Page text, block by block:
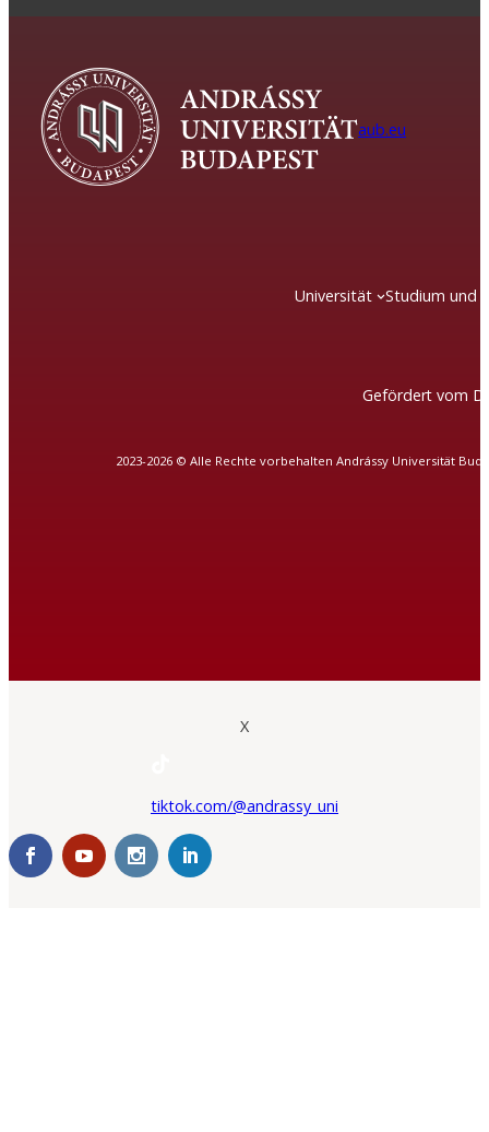
aub.eu
Universität Studium und
Gefördert vom
2023-2026 © Alle Rechte vorbehalten Andrássy Universität
X
tiktok.com/@andrassy_uni